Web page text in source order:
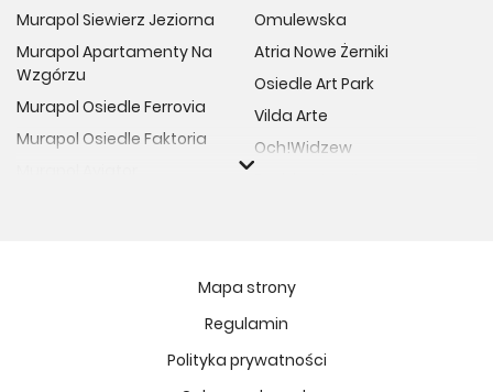
Murapol Siewierz Jeziorna
Murapol Apartamenty Na
Wzgórzu
Murapol Osiedle Ferrovia
Murapol Osiedle Faktoria
Murapol Osiedle Szafirove
Omulewska
Atria Nowe Żerniki
Osiedle Art Park
Vilda Arte
Och!Widzew
Fort Natura Etap II
Mapa strony
Regulamin
Polityka prywatności